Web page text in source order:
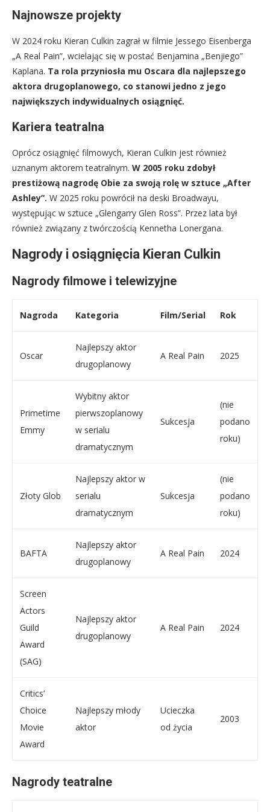
Najnowsze projekty
W 2024 roku Kieran Culkin zagrał w filmie Jessego Eisenberga
„A Real Pain”, wcielając się w postać Benjamina „Benjiego”
Kaplana. Ta rola przyniosła mu Oscara dla najlepszego
aktora drugoplanowego, co stanowi jedno z jego
największych indywidualnych osiągnięć.
Kariera teatralna
Oprócz osiągnięć filmowych, Kieran Culkin jest również
uznanym aktorem teatralnym. W 2005 roku zdobył
prestiżową nagrodę Obie za swoją rolę w sztuce „After
Ashley”. W 2025 roku powrócił na deski Broadwayu,
występując w sztuce „Glengarry Glen Ross”. Przez lata był
również związany z twórczością Kennetha Lonergana.
Nagrody i osiągnięcia Kieran Culkin
Nagrody filmowe i telewizyjne
Nagroda Kategoria Film/Serial Rok
Oscar
Najlepszy aktor
drugoplanowy
A Real Pain 2025
Primetime
Emmy
Wybitny aktor
pierwszoplanowy
w serialu
dramatycznym
Sukcesja
(nie
podano
roku)
Złoty Glob
Najlepszy aktor w
serialu
dramatycznym
Sukcesja
(nie
podano
roku)
BAFTA
Najlepszy aktor
drugoplanowy
A Real Pain 2024
Screen
Actors
Guild
Award
(SAG)
Najlepszy aktor
drugoplanowy
A Real Pain 2024
Critics’
Choice
Movie
Award
Najlepszy młody
aktor
Ucieczka
od życia
2003
Nagrody teatralne